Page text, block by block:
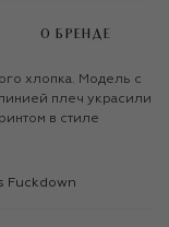
О БРЕНДЕ
хлопка. Модель с
плеч украсили
в стиле
Fuckdown